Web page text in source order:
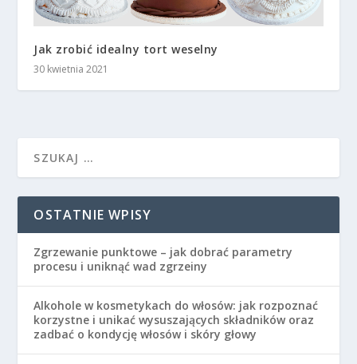
Jak zrobić idealny tort weselny
30 kwietnia 2021
OSTATNIE WPISY
Zgrzewanie punktowe – jak dobrać parametry
procesu i uniknąć wad zgrzeiny
Alkohole w kosmetykach do włosów: jak rozpoznać
korzystne i unikać wysuszających składników oraz
zadbać o kondycję włosów i skóry głowy